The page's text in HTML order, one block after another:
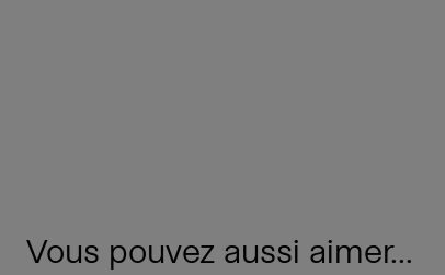
Vous pouvez aussi aimer...